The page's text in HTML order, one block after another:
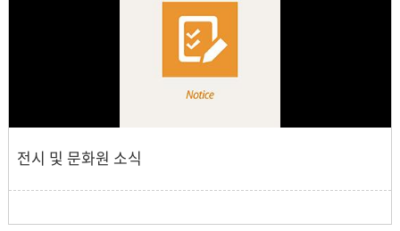
전시 및 문화원 소식